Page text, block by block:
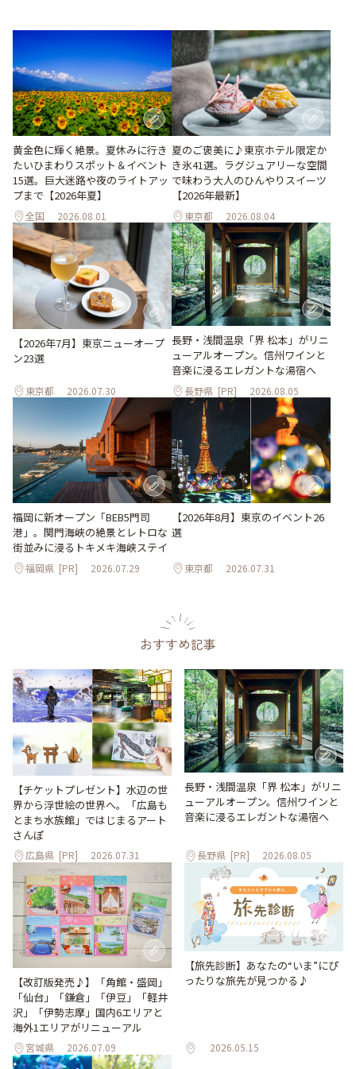
黄金色に輝く絶景。夏休みに行き
たいひまわりスポット＆イベント
15選。巨大迷路や夜のライトアッ
プまで【2026年夏】
全国 2026.08.01
夏のご褒美に♪東京ホテル限定か
き氷41選。ラグジュアリーな空間
で味わう大人のひんやりスイーツ
【2026年最新】
東京都 2026.08.04
【2026年7月】東京ニューオープ
ン23選
東京都 2026.07.30
長野・浅間温泉「界 松本」がリニ
ューアルオープン。信州ワインと
音楽に浸るエレガントな湯宿へ
長野県 [PR] 2026.08.05
福岡に新オープン「BEB5門司
港」。関門海峡の絶景とレトロな
街並みに浸るトキメキ海峡ステイ
福岡県 [PR] 2026.07.29
【2026年8月】東京のイベント26
選
東京都 2026.07.31
おすすめ記事
【チケットプレゼント】水辺の世
界から浮世絵の世界へ。「広島も
とまち水族館」ではじまるアート
さんぽ
広島県 [PR] 2026.07.31
長野・浅間温泉「界 松本」がリニ
ューアルオープン。信州ワインと
音楽に浸るエレガントな湯宿へ
長野県 [PR] 2026.08.05
【改訂版発売♪】「角館・盛岡」
「仙台」「鎌倉」「伊豆」「軽井
沢」「伊勢志摩」国内6エリアと
海外1エリアがリニューアル
宮城県 2026.07.09
【旅先診断】あなたの“いま”にぴ
ったりな旅先が見つかる♪
2026.05.15